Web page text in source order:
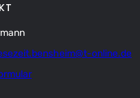
online.de